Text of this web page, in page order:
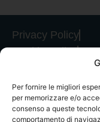
Per fornire le migliori
per memorizzare e/o
consenso a queste
comportamento di
Privacy Policy
Cookie Policy
Spedizioni
Informativa
GPSR